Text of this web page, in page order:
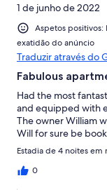
1 de junho de 2022
Aspetos positivos:
exatidão do anúncio
Traduzir através do
Fabulous
Had the most
and equipped with
The owner William
Will for sure be
Estadia de 4 noites em
0